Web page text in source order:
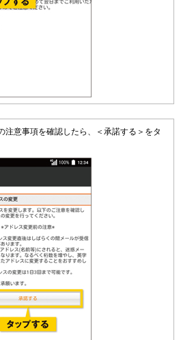
注意事項を確認したら、＜承諾する＞をタ